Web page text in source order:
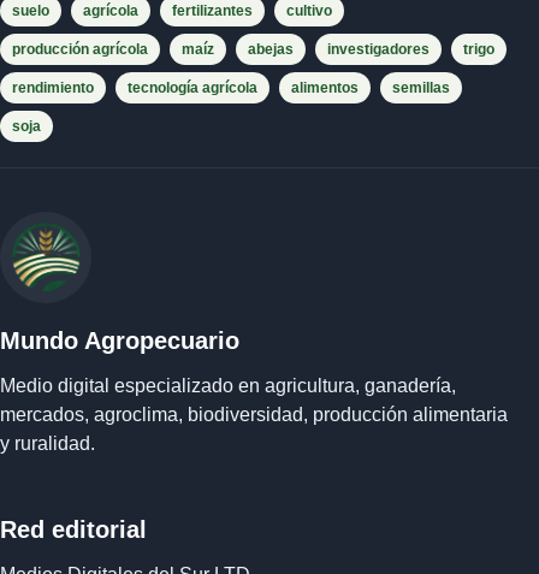
suelo agrícola fertilizantes cultivo
producción agrícola maíz abejas investigadores trigo
rendimiento tecnología agrícola alimentos semillas
soja
Mundo Agropecuario
Medio digital especializado en agricultura, ganadería,
mercados, agroclima, biodiversidad, producción alimentaria
y ruralidad.
Red editorial